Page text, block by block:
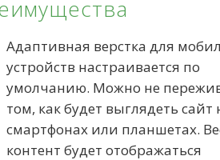
Адаптивная верстка для
устройств настраивается по
умолчанию. Можно не
том, как будет выглядеть сайт
смартфонах или планшетах.
контент будет отображаться